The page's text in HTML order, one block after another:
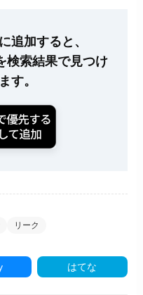
追加すると、
検索結果で見つけ
す。
リーク
はてな